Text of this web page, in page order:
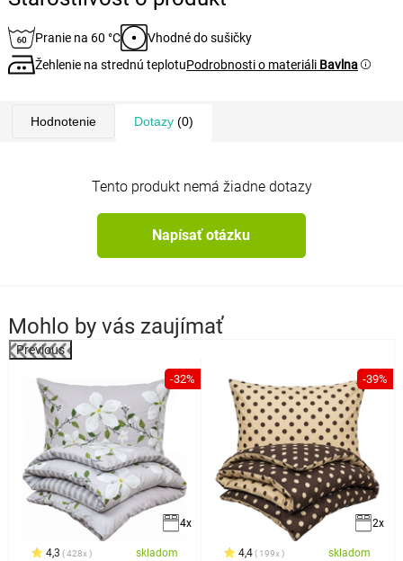
Pranie na 60 °C
Vhodné do sušičky
Žehlenie na strednú teplotuPodrobnosti o materiáli Bavlna
Hodnotenie Dotazy(0)
Tento produkt nemá žiadne dotazy
Napísať otázku
Mohlo by vás zaujímať
Previous
-32%
4x
4,3 428x skladom
-39%
2x
4,4 199x skladom